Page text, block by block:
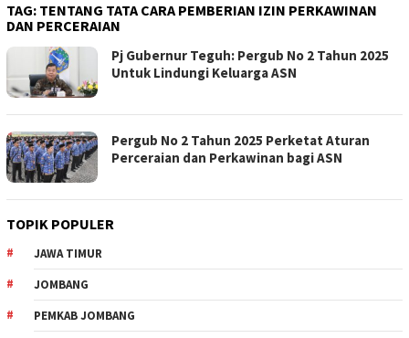
TAG: TENTANG TATA CARA PEMBERIAN IZIN PERKAWINAN
DAN PERCERAIAN
Pj Gubernur Teguh: Pergub No 2 Tahun 2025
Untuk Lindungi Keluarga ASN
Pergub No 2 Tahun 2025 Perketat Aturan
Perceraian dan Perkawinan bagi ASN
TOPIK POPULER
JAWA TIMUR
JOMBANG
PEMKAB JOMBANG